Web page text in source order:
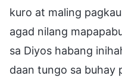
kuro at maling
agad nilang
sa Diyos habang
daan tungo sa buhay